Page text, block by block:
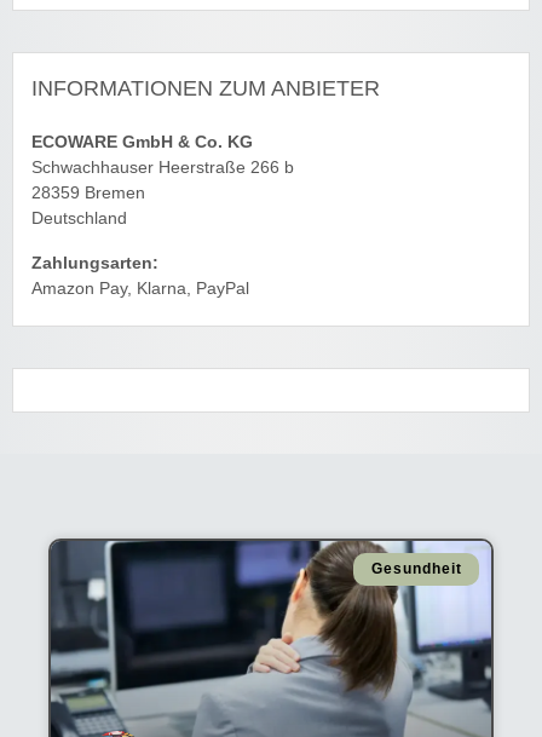
INFORMATIONEN ZUM ANBIETER
ECOWARE GmbH & Co. KG
Schwachhauser Heerstraße 266 b
28359 Bremen
Deutschland
Zahlungsarten:
Amazon Pay, Klarna, PayPal
Gesundheit